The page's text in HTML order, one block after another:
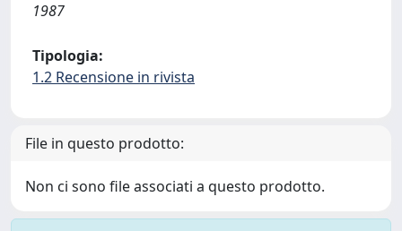
1987
Tipologia:
1.2 Recensione in rivista
File in questo prodotto:
Non ci sono file associati a questo prodotto.